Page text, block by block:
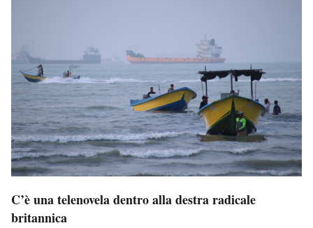
C’è una telenovela dentro alla destra radicale
britannica